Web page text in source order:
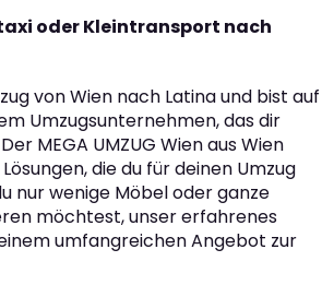
oder Kleintransport nach
von Wien nach Latina und bist auf
Umzugsunternehmen, das dir
MEGA UMZUG Wien aus Wien
die du für deinen Umzug
nur wenige Möbel oder ganze
möchtest, unser erfahrenes
umfangreichen Angebot zur